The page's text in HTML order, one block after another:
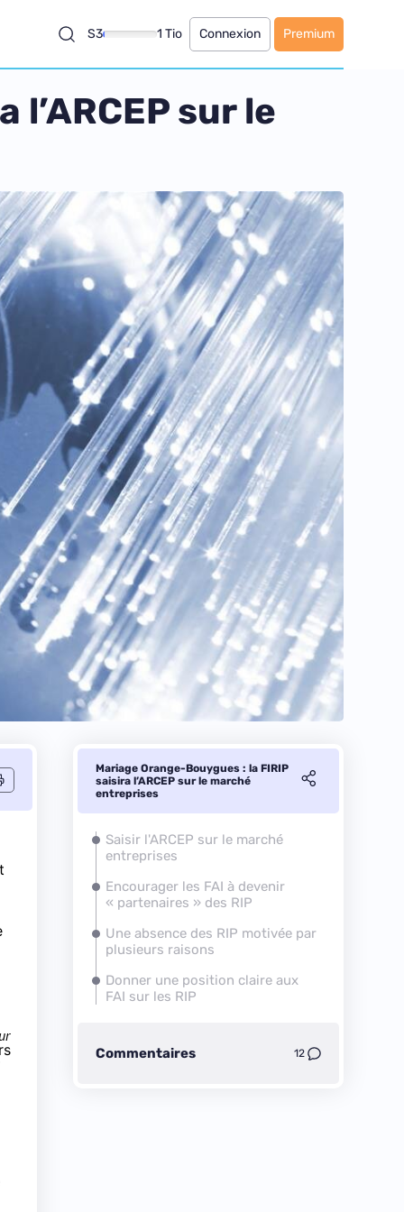
S3 1 Tio Connexion Premium
sur le
Mariage Orange-Bouygues : la FIRIP
saisira l’ARCEP sur le marché
entreprises
Saisir l'ARCEP sur le marché
entreprises
Encourager les FAI à devenir
« partenaires » des RIP
Une absence des RIP motivée par
plusieurs raisons
Donner une position claire aux
FAI sur les RIP
Commentaires 12